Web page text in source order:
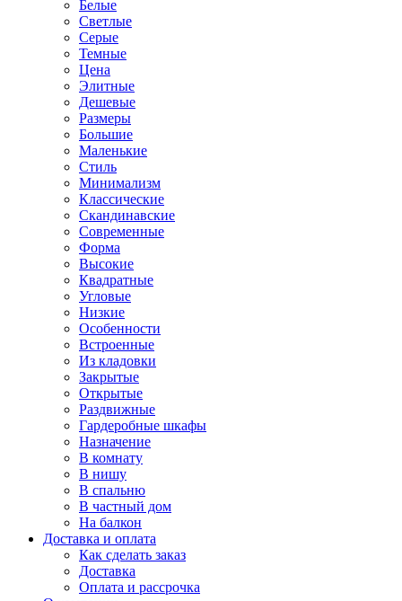
Белые
Светлые
Серые
Темные
Цена
Элитные
Дешевые
Размеры
Большие
Маленькие
Стиль
Минимализм
Классические
Скандинавские
Современные
Форма
Высокие
Квадратные
Угловые
Низкие
Особенности
Встроенные
Из кладовки
Закрытые
Открытые
Раздвижные
Гардеробные шкафы
Назначение
В комнату
В нишу
В спальню
В частный дом
На балкон
Доставка и оплата
Как сделать заказ
Доставка
Оплата и рассрочка